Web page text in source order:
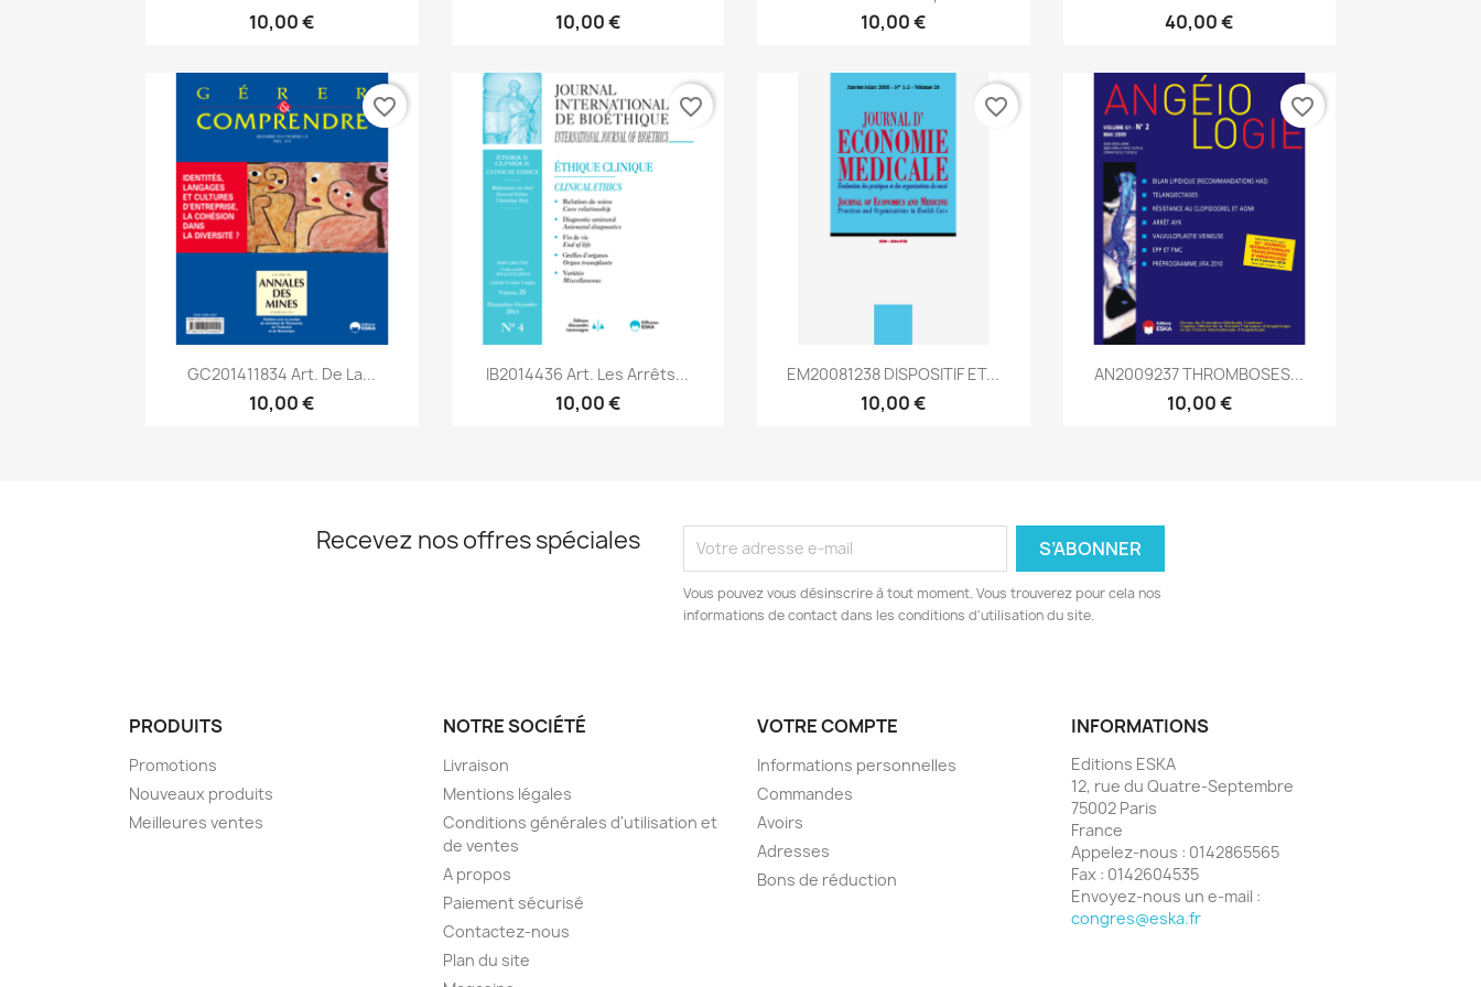
10,00 € 10,00 € 10,00 € 40,00 €
Aperçu rapide
GC201411834 Art. De La...
10,00 €
favorite_border
Aperçu rapide
IB2014436 Art. Les Arrêts...
10,00 €
favorite_border
Aperçu rapide
EM20081238 DISPOSITIF ET...
10,00 €
favorite_border
Aperçu rapide
AN2009237 THROMBOSES...
10,00 €
favorite_border
Recevez nos offres spéciales
Vous pouvez vous désinscrire à tout moment. Vous trouverez pour cela nos
informations de contact dans les conditions d'utilisation du site.
PRODUITS
Promotions
Nouveaux produits
Meilleures ventes
NOTRE SOCIÉTÉ
Livraison
Mentions légales
Conditions générales d'utilisation et
de ventes
A propos
Paiement sécurisé
Contactez-nous
Plan du site
VOTRE COMPTE
Informations personnelles
Commandes
Avoirs
Adresses
Bons de réduction
INFORMATIONS
Editions ESKA
12, rue du Quatre-Septembre
75002 Paris
France
Appelez-nous : 0142865565
Fax : 0142604535
Envoyez-nous un e-mail :
congres@eska.fr